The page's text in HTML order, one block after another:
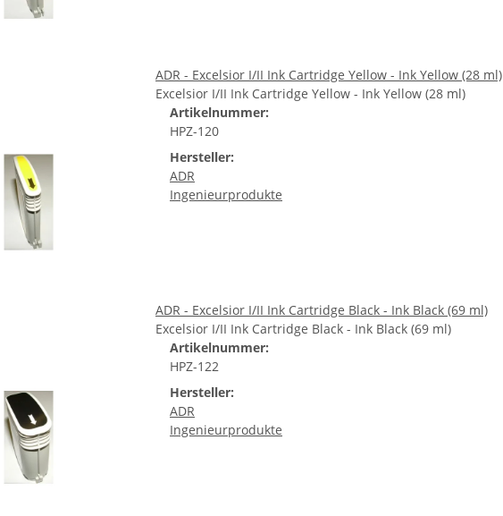
ADR - Excelsior I/II Ink Cartridge Yellow - Ink Yellow (28 ml)
Excelsior I/II Ink Cartridge Yellow - Ink Yellow (28 ml)
Artikelnummer:
HPZ-120
Hersteller:
ADR
Ingenieurprodukte
ADR - Excelsior I/II Ink Cartridge Black - Ink Black (69 ml)
Excelsior I/II Ink Cartridge Black - Ink Black (69 ml)
Artikelnummer:
HPZ-122
Hersteller:
ADR
Ingenieurprodukte